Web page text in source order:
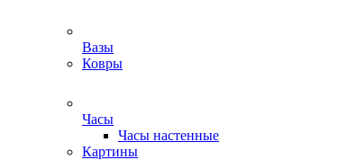
Вазы
Ковры
Часы
Часы настенные
Картины